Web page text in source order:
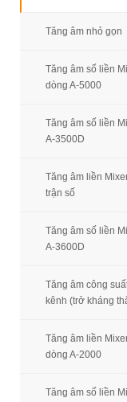
Tăng âm nhỏ gọn
Tăng âm số liền
dòng A-5000
Tăng âm số liền
A-3500D
Tăng âm liền
trận số
Tăng âm số liền
A-3600D
Tăng âm công
kênh (trở kháng
Tăng âm liền
dòng A-2000
Tăng âm số liền